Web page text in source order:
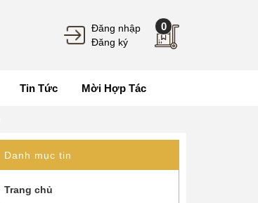
Đăng nhập
Đăng ký
0
Tin Tức Mời Hợp Tác
Danh mục tin
Trang chủ